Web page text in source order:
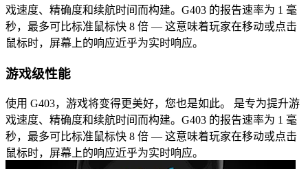
戏速度、精确度和续航时间而构建。G403 的报告速率为 1 毫
秒，最多可比标准鼠标快 8 倍 — 这意味着玩家在移动或点击
鼠标时，屏幕上的响应近乎为实时响应。
游戏级性能
使用 G403，游戏将变得更美好，您也是如此。 是专为提升游
戏速度、精确度和续航时间而构建。G403 的报告速率为 1 毫
秒，最多可比标准鼠标快 8 倍 — 这意味着玩家在移动或点击
鼠标时，屏幕上的响应近乎为实时响应。